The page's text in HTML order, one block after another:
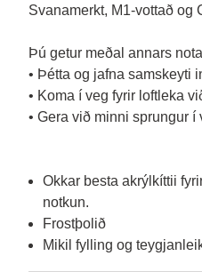
Svanamerkt, M1-vottað og
Þú getur meðal annars
• Þétta og jafna samskeyti
• Koma í veg fyrir loftleka
• Gera við minni sprungur
Okkar besta akrýlkíttii
notkun.
Frostþolið
Mikil fylling og